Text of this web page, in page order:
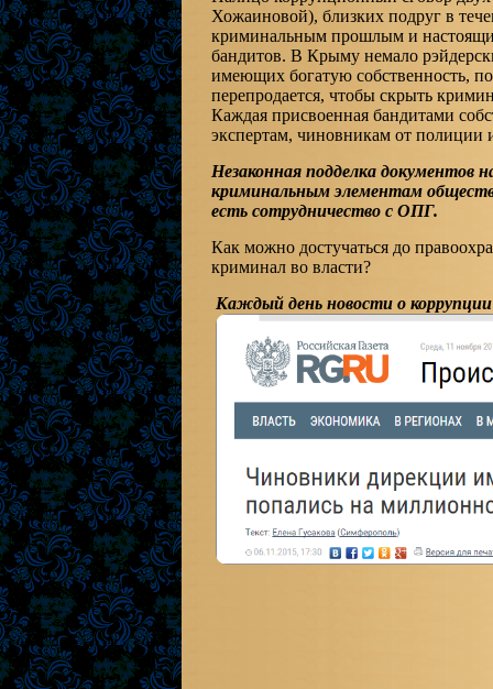
Хожаиновой), близких подруг в
криминальным прошлым и
бандитов. В Крыму немало
имеющих богатую собственность,
перепродается, чтобы скрыть
Каждая присвоенная бандитами
экспертам, чиновникам от полиции
Незаконная подделка документов
криминальным элементам
есть сотрудничество с ОПГ.
Как можно достучаться до
криминал во власти?
Каждый день новости о